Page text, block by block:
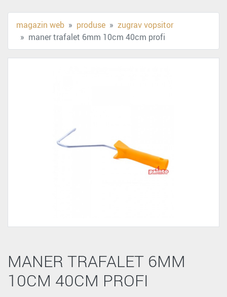
magazin web produse
zugrav vopsitor
maner trafalet 6mm 10cm 40cm profi
MANER TRAFALET 6MM
10CM 40CM PROFI